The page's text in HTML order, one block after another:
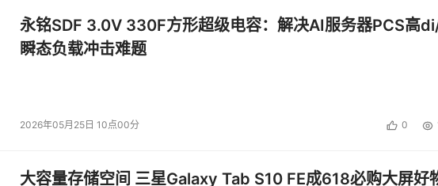
永铭SDF 3.0V 330F方形超级电容：解决AI服务器PCS高
瞬态负载冲击难题
2026年05月25日 10点00分 0
大容量存储空间 三星Galaxy Tab S10 FE成618必购大屏好